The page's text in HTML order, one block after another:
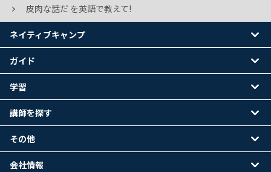
皮肉な話だ を英語で教えて!
ネイティブキャンプ
ガイド
学習
講師を探す
その他
会社情報